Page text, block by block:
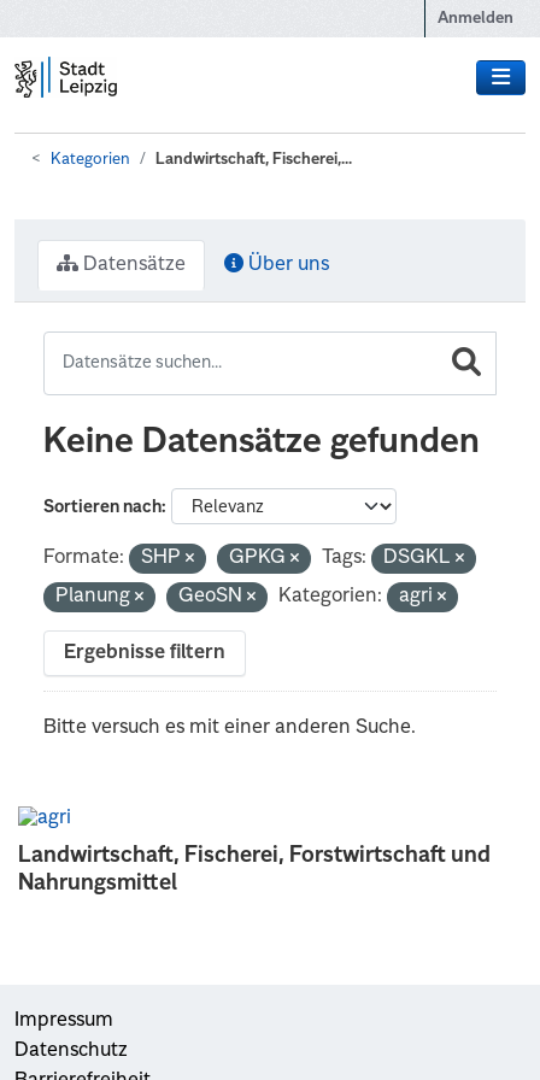
Anmelden
Kategorien Landwirtschaft, Fischerei,...
Landwirtschaft, Fischerei, Forstwirtschaft und
Nahrungsmittel
Datensätze Über uns
Keine Datensätze gefunden
Sortieren nach
Formate: SHP GPKG Tags:
DSGKL
Planung
GeoSN Kategorien: agri
Ergebnisse filtern
Bitte versuch es mit einer anderen Suche.
Impressum
Datenschutz